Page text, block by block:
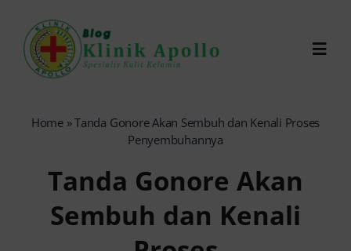
content
Reservasi Online
Home»Tanda Gonore Akan Sembuh dan Kenali Proses
Penyembuhannya
Tanda Gonore Akan
Sembuh dan Kenali